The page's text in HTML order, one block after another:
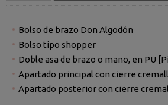
Bolso de brazo Don Algodón
Bolso tipo shopper
Doble asa de brazo o mano, en PU
Apartado principal con cierre
Apartado posterior con cierre